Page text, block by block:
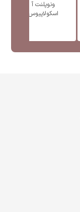
ونوپلنت آ
اسکولاپیوس